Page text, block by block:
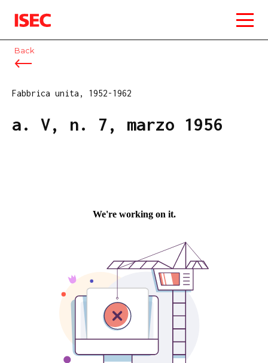
ISEC
Back
Fabbrica unita, 1952-1962
a. V, n. 7, marzo 1956